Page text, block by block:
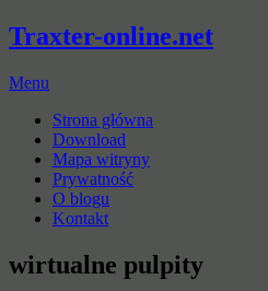
Traxter-online.net
Menu
Strona główna
Download
Mapa witryny
Prywatność
O blogu
Kontakt
wirtualne pulpity